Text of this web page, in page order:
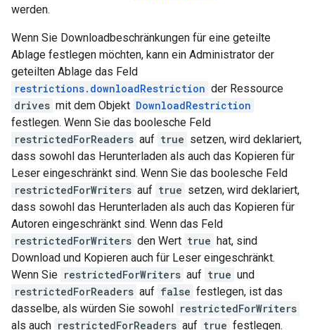
werden.
Wenn Sie Downloadbeschränkungen für eine geteilte
Ablage festlegen möchten, kann ein Administrator der
geteilten Ablage das Feld
restrictions.downloadRestriction der Ressource
drives mit dem Objekt DownloadRestriction
festlegen. Wenn Sie das boolesche Feld
restrictedForReaders auf true setzen, wird deklariert,
dass sowohl das Herunterladen als auch das Kopieren für
Leser eingeschränkt sind. Wenn Sie das boolesche Feld
restrictedForWriters auf true setzen, wird deklariert,
dass sowohl das Herunterladen als auch das Kopieren für
Autoren eingeschränkt sind. Wenn das Feld
restrictedForWriters den Wert true hat, sind
Download und Kopieren auch für Leser eingeschränkt.
Wenn Sie restrictedForWriters auf true und
restrictedForReaders auf false festlegen, ist das
dasselbe, als würden Sie sowohl restrictedForWriters
als auch restrictedForReaders auf true festlegen.